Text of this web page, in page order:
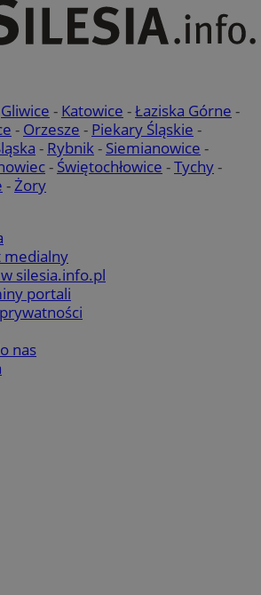
Gliwice - Katowice -Łaziska Górne -
- Orzesze - Piekary Śląskie -
- Rybnik- Siemianowice -
- Świętochłowice -Tychy-
-Żory
medialny
silesia.info.pl
portali
nas